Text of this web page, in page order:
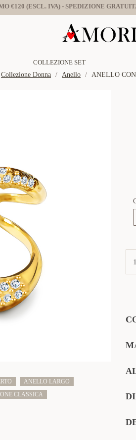
€120 (ESCL. IVA) - SPEDIZIONE
COLLEZIONE SET
Collezione Donna
Anello ANELLO
ANELLO LARGO
CLASSICA